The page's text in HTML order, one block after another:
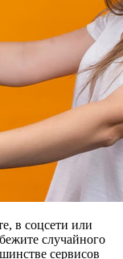
в соцсети или
случайного
сервисов